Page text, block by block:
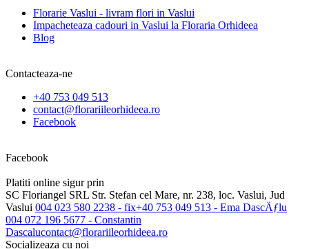
Florarie Vaslui - livram flori in Vaslui
Impacheteaza cadouri in Vaslui la Floraria Orhideea
Blog
Contacteaza-ne
+40 753 049 513
contact@florariileorhideea.ro
Facebook
Facebook
Platiti online sigur prin
SC Floriangel SRL Str. Stefan cel Mare, nr. 238, loc. Vaslui, Jud
Vaslui 004 023 580 2238 - fix+40 753 049 513 - Ema DascÄƒlu
004 072 196 5677 - Constantin
Dascalucontact@florariileorhideea.ro
Socializeaza cu noi